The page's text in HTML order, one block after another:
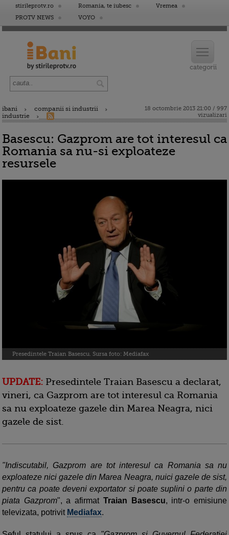
stirileprotv.ro Romania, te iubesc
Vremea
PROTV NEWS
VOYO
ibani
companii si industrii
industrie
18 octombrie 2013 21:00 / 997
vizualizari
Basescu: Gazprom are tot interesul ca
Romania sa nu-si exploateze
resursele
Presedintele Traian Basescu. Sursa foto: Mediafax
UPDATE: Presedintele Traian Basescu a declarat,
vineri, ca Gazprom are tot interesul ca Romania
sa nu exploateze gazele din Marea Neagra, nici
gazele de sist.
"Indiscutabil, Gazprom are tot interesul ca Romania sa nu
exploateze nici gazele din Marea Neagra, nuici gazele de sist,
pentru ca poate deveni exportator si poate suplini o parte din
piata Gazprom", a afirmat Traian Basescu, intr-o emisiune
televizata, potrivit Mediafax.